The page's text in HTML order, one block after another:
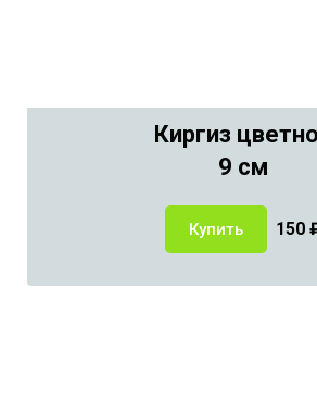
Киргиз
9 см
Купить 150